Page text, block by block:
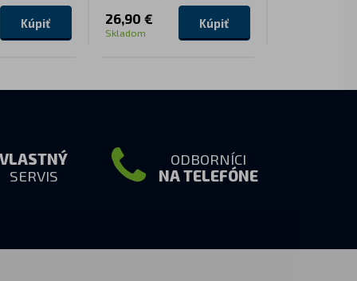
Kúpiť 26,90 €
Skladom
Kúpiť
VLASTNÝ
SERVIS
ODBORNÍCI
NA TELEFÓNE